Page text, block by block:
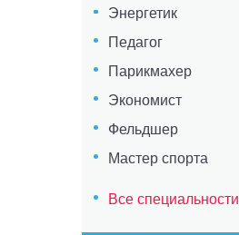
Энергетик
Педагог
Парикмахер
Экономист
Фельдшер
Мастер спорта
Все специальности